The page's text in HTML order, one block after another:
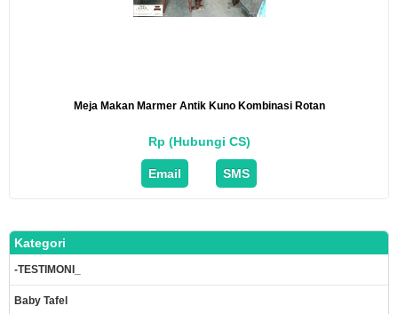
Meja Makan Marmer Antik Kuno Kombinasi Rotan
Rp (Hubungi CS)
Email SMS
Kategori
-TESTIMONI_
Baby Tafel